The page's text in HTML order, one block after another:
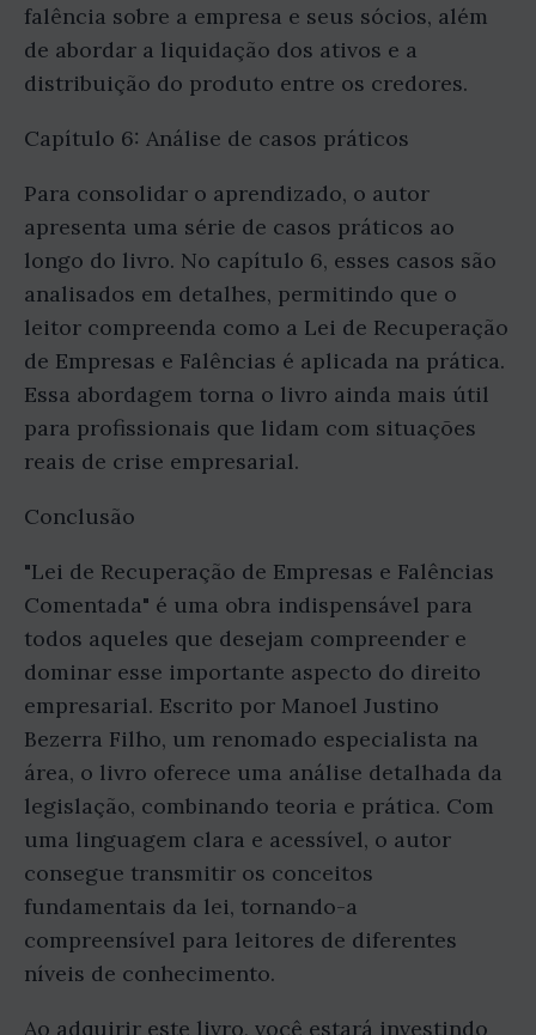
falência sobre a empresa e seus sócios, além
de abordar a liquidação dos ativos e a
distribuição do produto entre os credores.
Capítulo 6: Análise de casos práticos
Para consolidar o aprendizado, o autor
apresenta uma série de casos práticos ao
longo do livro. No capítulo 6, esses casos são
analisados em detalhes, permitindo que o
leitor compreenda como a Lei de Recuperação
de Empresas e Falências é aplicada na prática.
Essa abordagem torna o livro ainda mais útil
para profissionais que lidam com situações
reais de crise empresarial.
Conclusão
"Lei de Recuperação de Empresas e Falências
Comentada" é uma obra indispensável para
todos aqueles que desejam compreender e
dominar esse importante aspecto do direito
empresarial. Escrito por Manoel Justino
Bezerra Filho, um renomado especialista na
área, o livro oferece uma análise detalhada da
legislação, combinando teoria e prática. Com
uma linguagem clara e acessível, o autor
consegue transmitir os conceitos
fundamentais da lei, tornando-a
compreensível para leitores de diferentes
níveis de conhecimento.
Ao adquirir este livro, você estará investindo